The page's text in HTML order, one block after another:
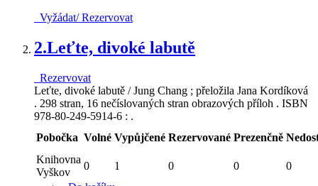
Vyžádat/ Rezervovat
2.Leťte, divoké labutě
Rezervovat
Leťte, divoké labutě / Jung Chang ; přeložila Jana Kordíková
. 298 stran, 16 nečíslovaných stran obrazových příloh . ISBN
978-80-249-5914-6 : .
Pobočka Volné Vypůjčené Rezervované Prezenčně
Knihovna
Vyškov
0 1 0 0
0